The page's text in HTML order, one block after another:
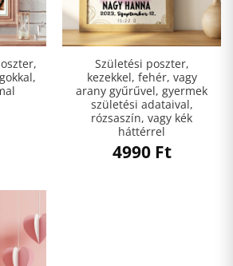
Születési poszter,
kezekkel, fehér, vagy
arany gyűrűvel, gyermek
születési adataival,
rózsaszín, vagy kék
háttérrel
4990 Ft